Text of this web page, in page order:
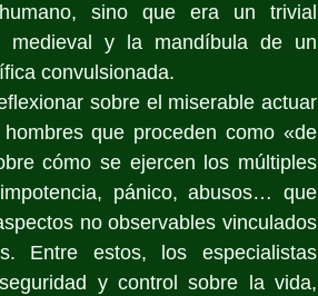
sino que era un trivial
medieval y la mandíbula de un
convulsionada.
sobre el miserable actuar
que proceden como «de
cómo se ejercen los múltiples
pánico, abusos… que
no observables vinculados
Entre estos, los especialistas
y control sobre la vida,